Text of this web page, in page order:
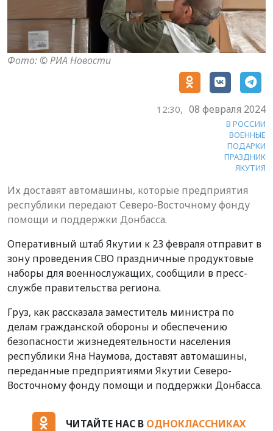
Фото: © РИА Новости
12:30, 08 февраля 2024
В РОССИИ
ВОЕННЫЕ
ПОДАРКИ
ПРАЗДНИК
ЯКУТИЯ
Их доставят автомашины, которые предприятия
республики передают Северо-Восточному фонду
помощи и поддержки Донбасса.
Оперативный штаб Якутии к 23 февраля отправит в
зону проведения СВО праздничные продуктовые
наборы для военнослужащих, сообщили в пресс-
службе правительства региона.
Груз, как рассказала заместитель министра по
делам гражданской обороны и обеспечению
безопасности жизнедеятельности населения
республики Яна Наумова, доставят автомашины,
переданные предприятиями Якутии Северо-
Восточному фонду помощи и поддержки Донбасса.
ЧИТАЙТЕ НАС В ОДНОКЛАССНИКАХ